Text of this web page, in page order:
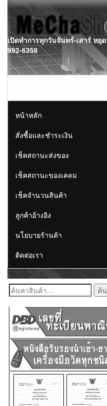
Skip
to
content
เปิดทำการทุกวันจันทร์-เสาร์ หยุ
992-6358
สมัครสมาชิก | ตะกร้าสิน
หน้าหลัก
สั่งซื้อและชำระเงิน
เช็คสถานะส่งของ
เช็คสถานะของเคลม
เช็คจำนวนสินค้า
ลูกค้าอ้างอิง
นโยบายร้านค้า
ติดต่อเรา
ค้นหา: